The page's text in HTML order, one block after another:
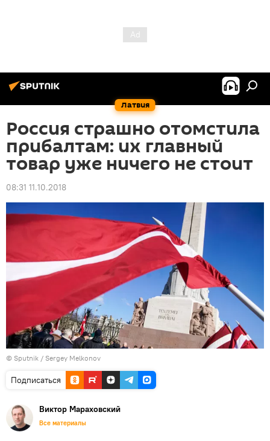
Латвия
Россия страшно отомстила
прибалтам: их главный
товар уже ничего не стоит
08:31 11.10.2018
© Sputnik / Sergey Melkonov
Подписаться
Виктор Мараховский
Все материалы